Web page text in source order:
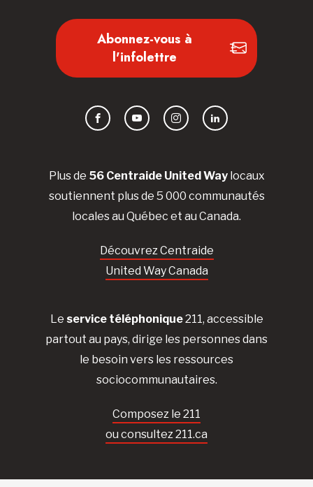
Plus de 56 Centraide United Waylocaux
soutiennent plus de 5 000 communautés
locales au Québec et au Canada.
Découvrez Centraide
United Way Canada
Le service téléphonique211, accessible
partout au pays, dirige les personnes dans
le besoin vers les ressources
sociocommunautaires.
Composez le 211
ou consultez 211.ca
Abonnez-vous à
l'infolettre
FacebookYouTubeInstagramLinkedIn